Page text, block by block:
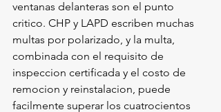
ventanas delanteras son el punto
critico. CHP y LAPD escriben muchas
multas por polarizado, y la multa,
combinada con el requisito de
inspeccion certificada y el costo de
remocion y reinstalacion, puede
facilmente superar los cuatrocientos